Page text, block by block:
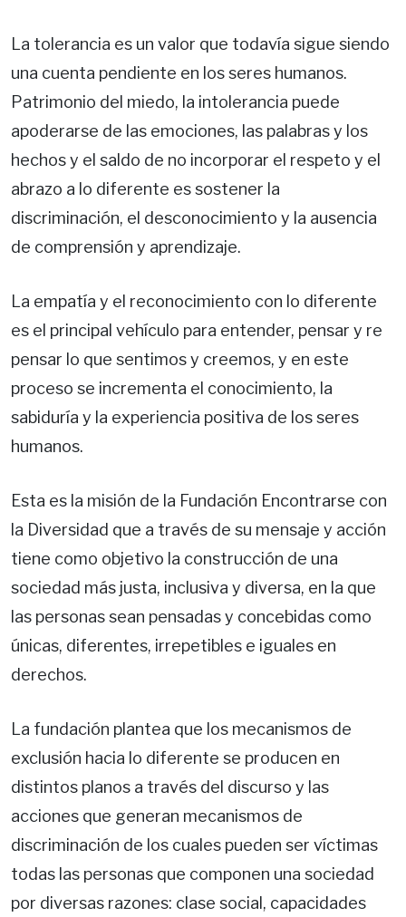
La tolerancia es un valor que todavía sigue siendo
una cuenta pendiente en los seres humanos.
Patrimonio del miedo, la intolerancia puede
apoderarse de las emociones, las palabras y los
hechos y el saldo de no incorporar el respeto y el
abrazo a lo diferente es sostener la
discriminación, el desconocimiento y la ausencia
de comprensión y aprendizaje.
La empatía y el reconocimiento con lo diferente
es el principal vehículo para entender, pensar y re
pensar lo que sentimos y creemos, y en este
proceso se incrementa el conocimiento, la
sabiduría y la experiencia positiva de los seres
humanos.
Esta es la misión de la Fundación Encontrarse con
la Diversidad que a través de su mensaje y acción
tiene como objetivo la construcción de una
sociedad más justa, inclusiva y diversa, en la que
las personas sean pensadas y concebidas como
únicas, diferentes, irrepetibles e iguales en
derechos.
La fundación plantea que los mecanismos de
exclusión hacia lo diferente se producen en
distintos planos a través del discurso y las
acciones que generan mecanismos de
discriminación de los cuales pueden ser víctimas
todas las personas que componen una sociedad
por diversas razones: clase social, capacidades